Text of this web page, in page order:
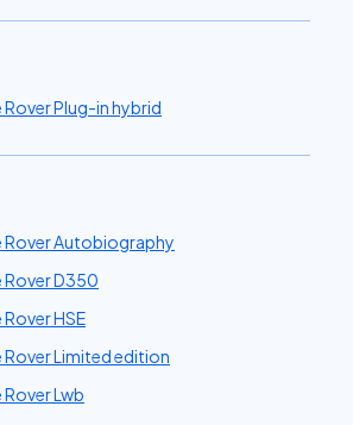
Rover Plug-in hybrid
Rover Autobiography
Rover D350
HSE
Rover Limited edition
Rover Lwb